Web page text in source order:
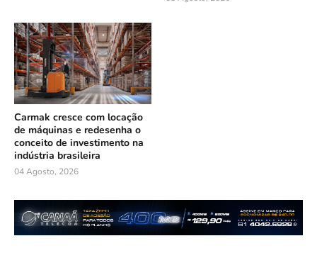
Carmak cresce com locação
de máquinas e redesenha o
conceito de investimento na
indústria brasileira
04 Agosto, 2026